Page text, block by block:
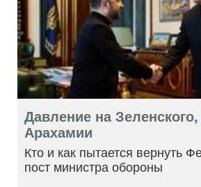
Давление на
Арахамии
Кто и как пытается вернуть
пост министра обороны